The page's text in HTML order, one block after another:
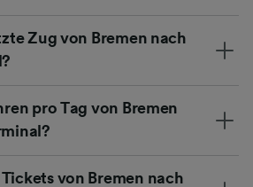
Zug von Bremen nach
pro Tag von Bremen
von Bremen nach